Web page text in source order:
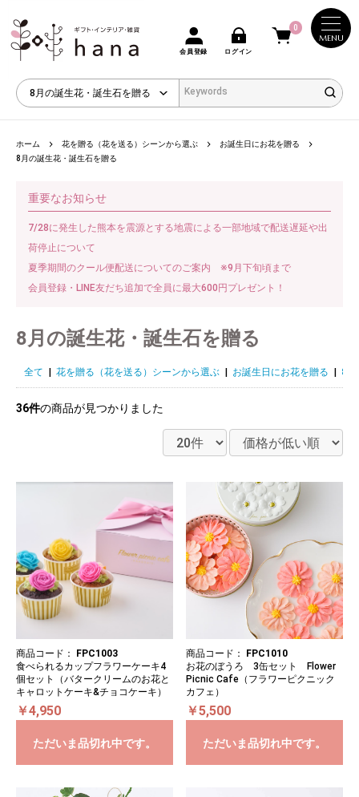
MENU
会員登録 ログイン
0
ホーム 花を贈る（花を送る）シーンから選ぶ
お誕生日にお花を贈る
8月の誕生花・誕生石を贈る
重要なお知らせ
7/28に発生した熊本を震源とする地震による一部地域で配送遅延や出
荷停止について
夏季期間のクール便配送についてのご案内 ※9月下旬頃まで
会員登録・LINE友だち追加で全員に最大600円プレゼント！
8月の誕生花・誕生石を贈る
全て 花を贈る（花を送る）シーンから選ぶ お誕生日にお花を贈る 8月
36件の商品が見つかりました
商品コード：
FPC1003
食べられるカップフラワーケーキ4
個セット（バタークリームのお花と
キャロットケーキ&チョコケーキ）
￥4,950
ただいま品切れ中です。
商品コード：
FPC1010
お花のぼうろ 3缶セット Flower
Picnic Cafe（フラワーピクニック
カフェ）
￥5,500
ただいま品切れ中です。